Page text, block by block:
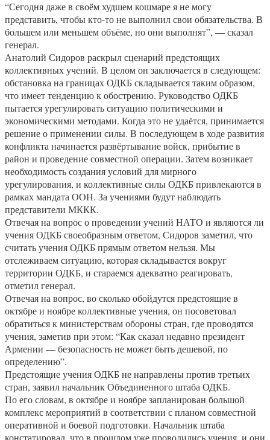
“Сегодня даже в своём худшем кошмаре я не могу
представить, чтобы кто-то не выполнил свои обязательства. В
большем или меньшем объёме, но они выполнят”, — сказал
генерал.
Анатолий Сидоров раскрыл сценарий предстоящих
коллективных учений. В целом он заключается в следующем:
обстановка на границах ОДКБ складывается таким образом,
что имеет тенденцию к обострению. Руководство ОДКБ
пытается урегулировать ситуацию политическими и
экономическими методами. Когда это не удаётся, принимается
решение о применении силы. В последующем в ходе развития
конфликта начинается развёртывание войск, прибытие в
район и проведение совместной операции. Затем возникает
необходимость создания условий для мирного
урегулирования, и коллективные силы ОДКБ привлекаются в
рамках мандата ООН. За учениями будут наблюдать
представители МККК.
Отвечая на вопрос о проведении учений НАТО и являются ли
учения ОДКБ своеобразным ответом, Сидоров заметил, что
считать учения ОДКБ прямым ответом нельзя. Мы
отслеживаем ситуацию, которая складывается вокруг
территории ОДКБ, и стараемся адекватно реагировать,
отметил генерал.
Отвечая на вопрос, во сколько обойдутся предстоящие в
октябре и ноябре коллективные учения, он посоветовал
обратиться к министерствам обороны стран, где проводятся
учения, заметив при этом: “Как сказал недавно президент
Армении — безопасность не может быть дешевой, по
определению”.
Предстоящие учения ОДКБ не направлены против третьих
стран, заявил начальник Объединенного штаба ОДКБ.
По его словам, в октябре и ноябре запланирован большой
комплекс мероприятий в соответствии с планом совместной
оперативной и боевой подготовки. Начальник штаба